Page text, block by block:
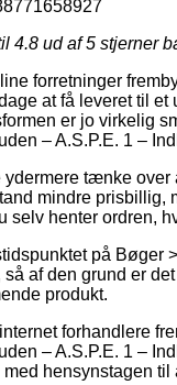
4.8 ud af 5 stjerner
forretninger
at få leveret til
er jo virkelig
– A.S.P.E. 1 –
ydermere tænke over
mindre prisbillig,
selv henter ordren,
på Bøger
så af den grund er
produkt.
forhandlere
– A.S.P.E. 1 –
med hensynstagen